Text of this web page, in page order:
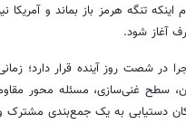
تنگه هرمز باز بماند و آمریکا
آغاز شود.
شصت روز آینده قرار دارد؛ زمانی
۶۰ درصدی ایران، سطح غنی‌سازی،
دستیابی به یک جمع‌بندی مشترک